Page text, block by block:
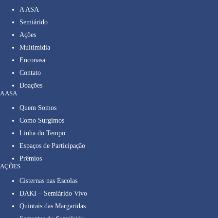
A ASA
Semiárido
Ações
Multimídia
Enconasa
Contato
Doações
A ASA
Quem Somos
Como Surgimos
Linha do Tempo
Espaços de Participação
Prêmios
AÇÕES
Cisternas nas Escolas
DAKI – Semiárido Vivo
Quintais das Margaridas